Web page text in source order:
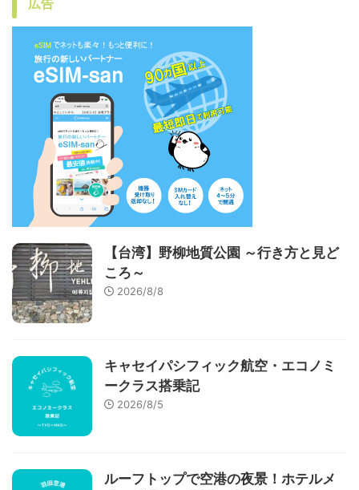
広告
【台湾】野柳地質公園 ～行き方と見ど
ころ～
2026/8/8
キャセイパシフィック航空・エコノミ
ークラス搭乗記
2026/8/5
ルーフトップで空港の夜景！ホテルメ